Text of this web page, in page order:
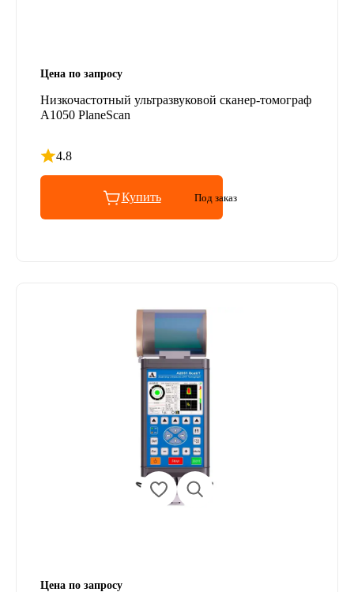
Цена по запросу
Низкочастотный ультразвуковой сканер-томограф
А1050 PlaneScan
4.8
Рейтинг 4.8 из 5
Купить Под заказ
Цена по запросу